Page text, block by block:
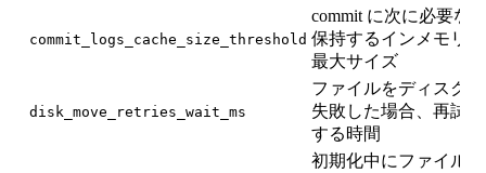
commit_logs_cache_size_threshold
commit に次に必要な
保持するインメモリ
最大サイズ
disk_move_retries_wait_ms
ファイルをディスク
失敗した場合、再試
する時間
初期化中にファイル